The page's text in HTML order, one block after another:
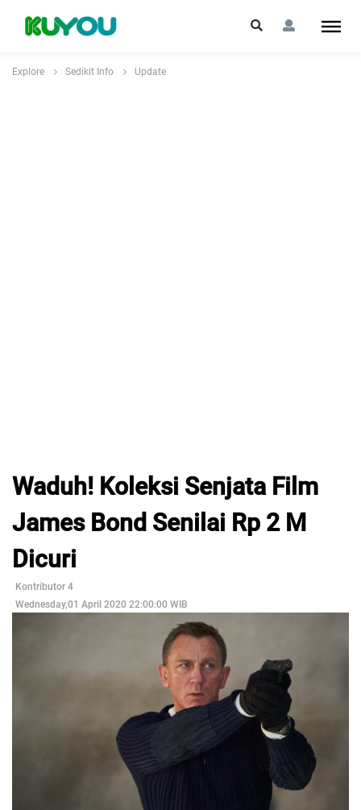
Explore Sedikit Info Update
Waduh! Koleksi Senjata Film
James Bond Senilai Rp 2 M
Dicuri
Kontributor 4
Wednesday,01 April 2020 22:00:00 WIB